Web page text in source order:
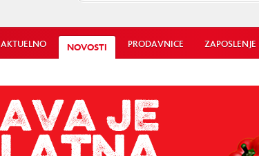
AKTUELNO NOVOSTI PRODAVNICE ZAPOSLENJE